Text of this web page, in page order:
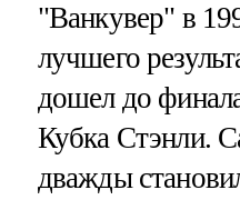
"Ванкувер" в
лучшего
дошел до
Кубка Стэнли.
дважды